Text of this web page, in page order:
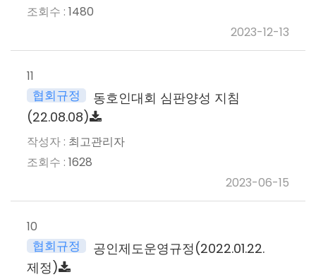
1480
2023-12-13
11
협회규정
동호인대회 심판양성 지침
(22.08.08)
최고관리자
1628
2023-06-15
10
협회규정
공인제도운영규정(2022.01.22.
제정)